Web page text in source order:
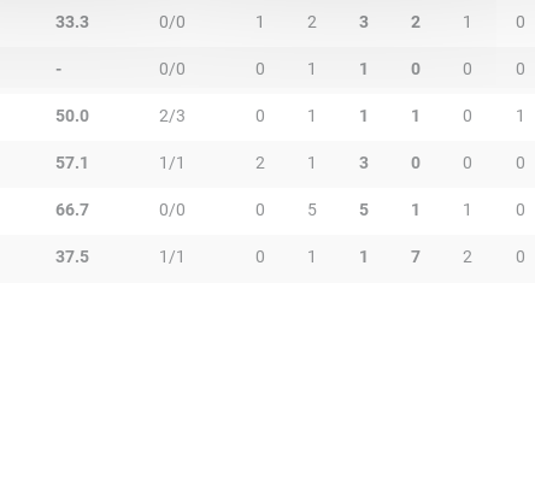
33.3 0/0 1 2 3 2 1 0
- 0/0 0 1 1 0 0 0
50.0 2/3 0 1 1 1 0 1
57.1 1/1 2 1 3 0 0 0
66.7 0/0 0 5 5 1 1 0
37.5 1/1 0 1 1 7 2 0